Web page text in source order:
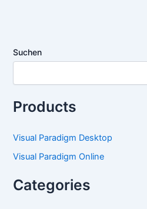
Suchen
Products
Visual Paradigm Desktop
Visual Paradigm Online
Categories